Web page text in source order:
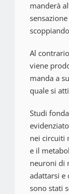
manderà
Al
viene
manda a
quale si
Studi
nei circuiti
e il
neuroni di
adattarsi e
sono stati